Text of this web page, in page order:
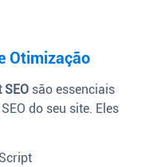
Otimização
SEO são essenciais
do seu site. Eles